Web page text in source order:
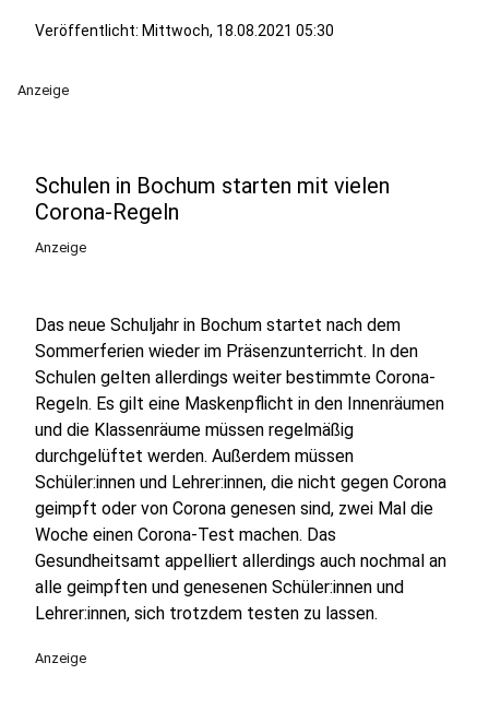
Veröffentlicht: Mittwoch, 18.08.2021 05:30
Anzeige
Schulen in Bochum starten mit vielen
Corona-Regeln
Anzeige
Das neue Schuljahr in Bochum startet nach dem
Sommerferien wieder im Präsenzunterricht. In den
Schulen gelten allerdings weiter bestimmte Corona-
Regeln. Es gilt eine Maskenpflicht in den Innenräumen
und die Klassenräume müssen regelmäßig
durchgelüftet werden. Außerdem müssen
Schüler:innen und Lehrer:innen, die nicht gegen Corona
geimpft oder von Corona genesen sind, zwei Mal die
Woche einen Corona-Test machen. Das
Gesundheitsamt appelliert allerdings auch nochmal an
alle geimpften und genesenen Schüler:innen und
Lehrer:innen, sich trotzdem testen zu lassen.
Anzeige